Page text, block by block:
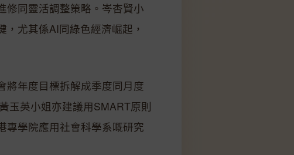
修同靈活調整策略。岑杏賢小
，尤其係AI同綠色經濟崛起，
將年度目標拆解成季度同月度
玉英小姐亦建議用SMART原則
專學院應用社會科學系嘅研究